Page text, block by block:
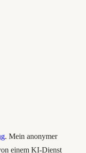
. Mein anonymer
einem KI-Dienst